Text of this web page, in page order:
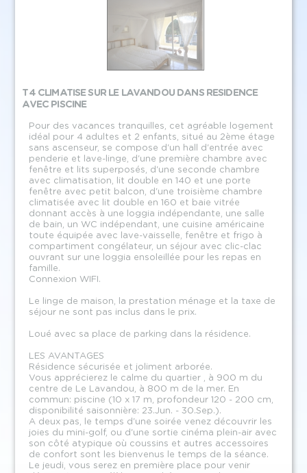
T4 CLIMATISE SUR LE LAVANDOU DANS RESIDENCE
AVEC PISCINE
Pour des vacances tranquilles, cet agréable logement
idéal pour 4 adultes et 2 enfants, situé au 2ème étage
sans ascenseur, se compose d'un hall d'entrée avec
penderie et lave-linge, d'une première chambre avec
fenêtre et lits superposés, d'une seconde chambre
avec climatisation, lit double en 140 et une porte
fenêtre avec petit balcon, d'une troisième chambre
climatisée avec lit double en 160 et baie vitrée
donnant accès à une loggia indépendante, une salle
de bain, un WC indépendant, une cuisine américaine
toute équipée avec lave-vaisselle, fenêtre et frigo à
compartiment congélateur, un séjour avec clic-clac
ouvrant sur une loggia ensoleillée pour les repas en
famille.
Connexion WIFI.
Le linge de maison, la prestation ménage et la taxe de
séjour ne sont pas inclus dans le prix.
Loué avec sa place de parking dans la résidence.
LES AVANTAGES
Résidence sécurisée et joliment arborée.
Vous apprécierez le calme du quartier , à 900 m du
centre de Le Lavandou, à 800 m de la mer. En
commun: piscine (10 x 17 m, profondeur 120 - 200 cm,
disponibilité saisonnière: 23.Jun. - 30.Sep.).
A deux pas, le temps d'une soirée venez découvrir les
joies du mini-golf, ou d'une sortie cinéma plein-air avec
son côté atypique où coussins et autres accessoires
de confort sont les bienvenus le temps de la séance.
Le jeudi, vous serez en première place pour venir